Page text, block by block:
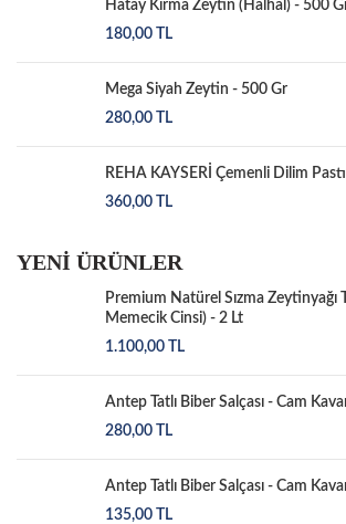
Hatay Kırma Zeytin (Halhal) - 500
180,00
TL
Mega Siyah Zeytin - 500 Gr
280,00
TL
REHA KAYSERİ Çemenli Dilim
360,00
TL
YENİ ÜRÜNLER
Premium Natürel Sızma Zeytinyağı
Memecik Cinsi) - 2 Lt
1.100,00
TL
Antep Tatlı Biber Salçası - Cam
280,00
TL
Antep Tatlı Biber Salçası - Cam
135,00
TL